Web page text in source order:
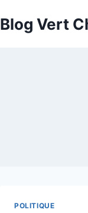
au
Blog Vert
POLITIQUE